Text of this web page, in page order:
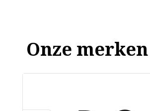
Onze merken